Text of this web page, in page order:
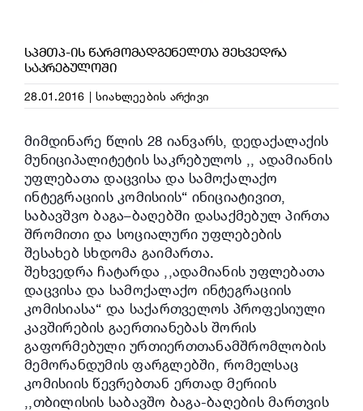
ᲡᲞᲛᲗᲞ-ᲘᲡ ᲬᲐᲠᲛᲝᲛᲐᲓᲒᲔᲜᲔᲚᲗᲐ ᲨᲔᲮᲕᲔᲓᲠᲐ
ᲡᲐᲙᲠᲔᲑᲣᲚᲝᲨᲘ
28.01.2016 | სიახლეების არქივი
მიმდინარე წლის 28 იანვარს, დედაქალაქის
მუნიციპალიტეტის საკრებულოს ,, ადამიანის
უფლებათა დაცვისა და სამოქალაქო
ინტეგრაციის კომისიის“ ინიციატივით,
საბავშვო ბაგა–ბაღებში დასაქმებულ პირთა
შრომითი და სოციალური უფლებების
შესახებ სხდომა გაიმართა.
შეხვედრა ჩატარდა ,,ადამიანის უფლებათა
დაცვისა და სამოქალაქო ინტეგრაციის
კომისიასა“ და საქართველოს პროფესიული
კავშირების გაერთიანებას შორის
გაფორმებული ურთიერთთანამშრომლობის
მემორანდუმის ფარგლებში, რომელსაც
კომისიის წევრებთან ერთად მერიის
,თბილისის საბავშო ბაგა-ბაღების მართვის